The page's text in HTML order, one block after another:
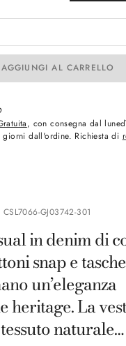
AGGIUNGI AL CARRELLO
, con consegna dal
giorni dall'ordine. Richiesta di
CSL7066-GJ03742-301
in denim di
snap e
un’eleganza
heritage. La
naturale